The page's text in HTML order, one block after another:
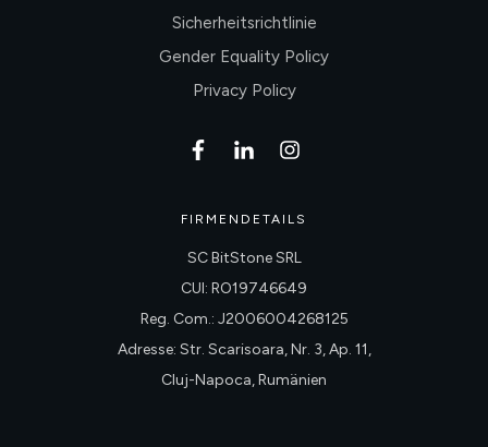
Sicherheitsrichtlinie
Gender Equality Policy
Privacy Policy
FIRMENDETAILS
SC BitStone SRL
CUI: RO19746649
Reg. Com.: J2006004268125
Adresse: Str. Scarisoara, Nr. 3, Ap. 11,
Cluj-Napoca, Rumänien